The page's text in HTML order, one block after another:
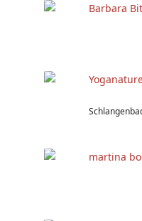
Barbara
martina